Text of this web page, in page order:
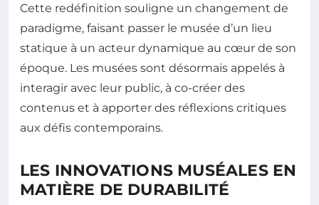
Cette redéfinition souligne un changement de
paradigme, faisant passer le musée d’un lieu
statique à un acteur dynamique au cœur de son
époque. Les musées sont désormais appelés à
interagir avec leur public, à co-créer des
contenus et à apporter des réflexions critiques
aux défis contemporains.
LES INNOVATIONS MUSÉALES EN
MATIÈRE DE DURABILITÉ